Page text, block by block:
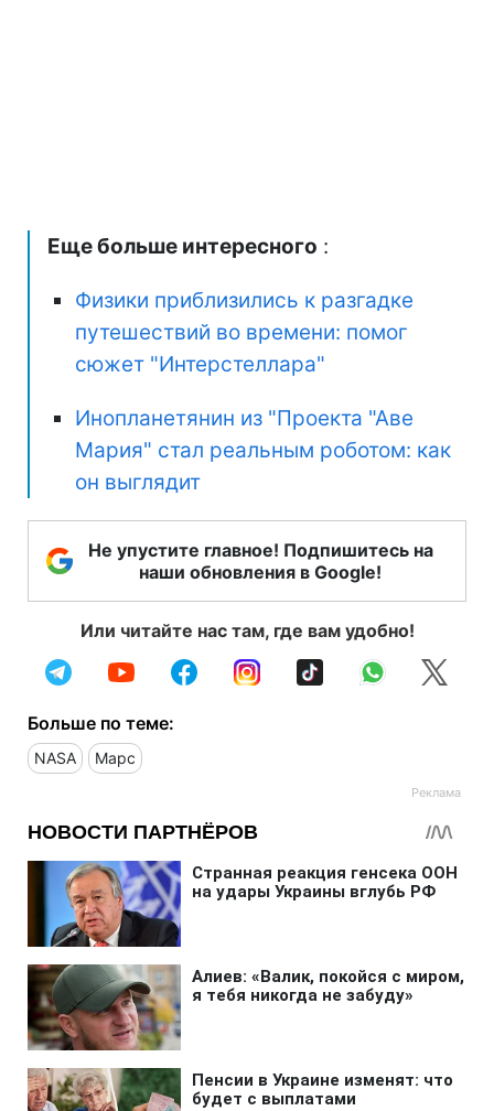
Еще больше интересного :
Физики приблизились к разгадке
путешествий во времени: помог
сюжет "Интерстеллара"
Инопланетянин из "Проекта "Аве
Мария" стал реальным роботом: как
он выглядит
Не упустите главное! Подпишитесь на
наши обновления в Google!
Или читайте нас там, где вам удобно!
Больше по теме:
NASA Марс